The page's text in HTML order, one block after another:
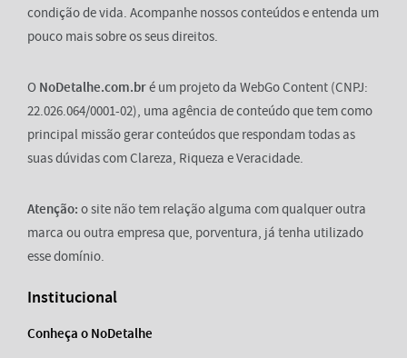
condição de vida. Acompanhe nossos conteúdos e entenda um
pouco mais sobre os seus direitos.
O NoDetalhe.com.bré um projeto da WebGo Content (CNPJ:
22.026.064/0001-02), uma agência de conteúdo que tem como
principal missão gerar conteúdos que respondam todas as
suas dúvidas com Clareza, Riqueza e Veracidade.
Atenção: o site não tem relação alguma com qualquer outra
marca ou outra empresa que, porventura, já tenha utilizado
esse domínio.
Institucional
Conheça o NoDetalhe